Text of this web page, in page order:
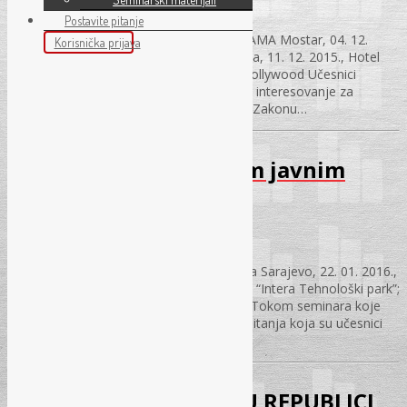
31.01.2017.
OKVIRNI SPORAZUM U JAVNIM NABAVKAMA Mostar, 04. 12.
2015., ,,Intera Tehnološki park” Banja Luka, 11. 12. 2015., Hotel
“Bosna” Sarajevo, 18. 12. 2015., Hotel “Hollywood Učesnici
prethodnog seminara pokazali su najveće interesovanje za
OKVIRNI SPORAZUM. Ovaj novi institut u Zakonu…
Upravljanje specifičnim javnim
Upravljanje specifičnim javnim nabavkama Sarajevo, 22. 01. 2016.,
“Hotel “Hollywood”; Mostar, 29. 01. 2016., “Intera Tehnološki park”;
Banja Luka, 05. 02. 2016., Hotel “Bosna”; Tokom seminara koje
smo organizovali 2015. godine najčešća pitanja koja su učesnici
Postavite pitanje
Korisnička prijava